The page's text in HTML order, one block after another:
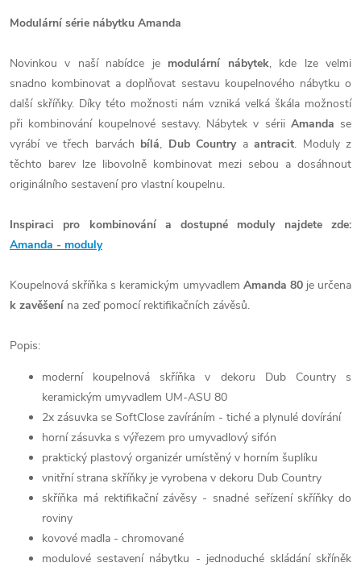
Modulární série nábytku Amanda
Novinkou v naší nabídce je modulární nábytek, kde lze velmi
snadno kombinovat a doplňovat sestavu koupelnového nábytku o
další skříňky. Díky této možnosti nám vzniká velká škála možností
při kombinování koupelnové sestavy. Nábytek v sérii Amanda se
vyrábí ve třech barvách bílá, Dub Countrya antracit. Moduly z
těchto barev lze libovolně kombinovat mezi sebou a dosáhnout
originálního sestavení pro vlastní koupelnu.
Inspiraci pro kombinování a dostupné moduly najdete zde:
Amanda - moduly
Koupelnová skříňka s keramickým umyvadlem Amanda 80je určena
k zavěšení na zeď pomocí rektifikačních závěsů.
Popis:
moderní koupelnová skříňka v dekoru Dub Country s
keramickým umyvadlem UM-ASU 80
2x zásuvka se SoftClose zavíráním - tiché a plynulé dovírání
horní zásuvka s výřezem pro umyvadlový sifón
praktický plastový organizér umístěný v horním šuplíku
vnitřní strana skříňky je vyrobena v dekoru Dub Country
skříňka má rektifikační závěsy - snadné seřízení skříňky do
roviny
kovové madla - chromované
modulové sestavení nábytku - jednoduché skládání skříněk